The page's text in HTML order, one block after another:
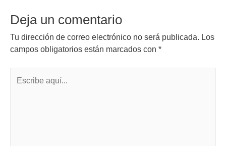
Deja un comentario
Tu dirección de correo electrónico no será publicada. Los
campos obligatorios están marcados con *